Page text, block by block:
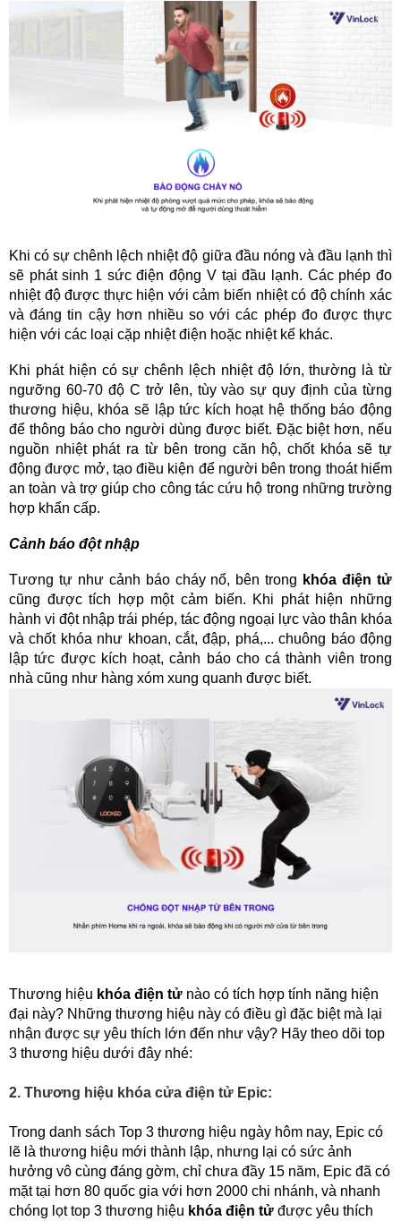
Khi có sự chênh lệch nhiệt độ giữa đầu nóng và đầu lạnh thì
sẽ phát sinh 1 sức điện động V tại đầu lạnh. Các phép đo
nhiệt độ được thực hiện với cảm biến nhiệt có độ chính xác
và đáng tin cậy hơn nhiều so với các phép đo được thực
hiện với các loại cặp nhiệt điện hoặc nhiệt kế khác.
Khi phát hiện có sự chênh lệch nhiệt độ lớn, thường là từ
ngưỡng 60-70 độ C trở lên, tùy vào sự quy định của từng
thương hiệu, khóa sẽ lập tức kích hoạt hệ thống báo động
để thông báo cho người dùng được biết. Đặc biệt hơn, nếu
nguồn nhiệt phát ra từ bên trong căn hộ, chốt khóa sẽ tự
động được mở, tạo điều kiện để người bên trong thoát hiểm
an toàn và trợ giúp cho công tác cứu hộ trong những trường
hợp khẩn cấp.
Cảnh báo đột nhập
Tương tự như cảnh báo cháy nổ, bên trong khóa điện tử
cũng được tích hợp một cảm biến. Khi phát hiện những
hành vi đột nhập trái phép, tác động ngoại lực vào thân khóa
và chốt khóa như khoan, cắt, đập, phá,... chuông báo động
lập tức được kích hoạt, cảnh báo cho cá thành viên trong
nhà cũng như hàng xóm xung quanh được biết.
Thương hiệu khóa điện tử nào có tích hợp tính năng hiện
đại này? Những thương hiệu này có điều gì đặc biệt mà lại
nhận được sự yêu thích lớn đến như vậy? Hãy theo dõi top
3 thương hiệu dưới đây nhé:
2. Thương hiệu khóa cửa điện tử Epic:
Trong danh sách Top 3 thương hiệu ngày hôm nay, Epic có
lẽ là thương hiệu mới thành lập, nhưng lại có sức ảnh
hưởng vô cùng đáng gờm, chỉ chưa đầy 15 năm, Epic đã có
mặt tại hơn 80 quốc gia với hơn 2000 chi nhánh, và nhanh
chóng lọt top 3 thương hiệu khóa điện tử được yêu thích